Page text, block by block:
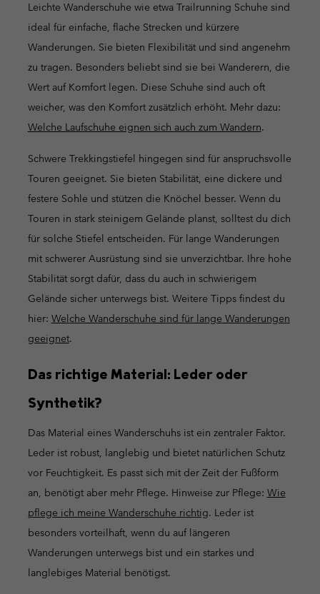
Leichte Wanderschuhe wie etwa Trailrunning Schuhe sind
ideal für einfache, flache Strecken und kürzere
Wanderungen. Sie bieten Flexibilität und sind angenehm
zu tragen. Besonders beliebt sind sie bei Wanderern, die
Wert auf Komfort legen. Diese Schuhe sind auch oft
weicher, was den Komfort zusätzlich erhöht. Mehr dazu:
Welche Laufschuhe eignen sich auch zum Wandern.
Schwere Trekkingstiefel hingegen sind für anspruchsvolle
Touren geeignet. Sie bieten Stabilität, eine dickere und
festere Sohle und stützen die Knöchel besser. Wenn du
Touren in stark steinigem Gelände planst, solltest du dich
für solche Stiefel entscheiden. Für lange Wanderungen
mit schwerer Ausrüstung sind sie unverzichtbar. Ihre hohe
Stabilität sorgt dafür, dass du auch in schwierigem
Gelände sicher unterwegs bist. Weitere Tipps findest du
hier: Welche Wanderschuhe sind für lange Wanderungen
geeignet.
Das richtige Material: Leder oder
Synthetik?
Das Material eines Wanderschuhs ist ein zentraler Faktor.
Leder ist robust, langlebig und bietet natürlichen Schutz
vor Feuchtigkeit. Es passt sich mit der Zeit der Fußform
an, benötigt aber mehr Pflege. Hinweise zur Pflege: Wie
pflege ich meine Wanderschuhe richtig. Leder ist
besonders vorteilhaft, wenn du auf längeren
Wanderungen unterwegs bist und ein starkes und
langlebiges Material benötigst.